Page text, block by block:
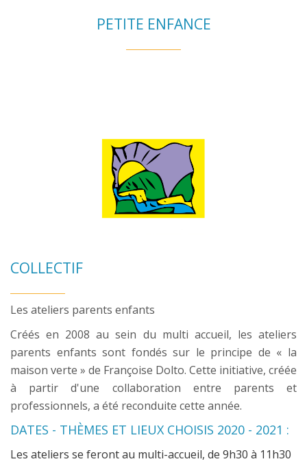
PETITE ENFANCE
COLLECTIF
Les ateliers parents enfants
Créés en 2008 au sein du multi accueil, les ateliers
parents enfants sont fondés sur le principe de « la
maison verte » de Françoise Dolto. Cette initiative, créée
à partir d'une collaboration entre parents et
professionnels, a été reconduite cette année.
DATES - THÈMES ET LIEUX CHOISIS 2020 - 2021 :
Les ateliers se feront au multi-accueil, de 9h30 à 11h30